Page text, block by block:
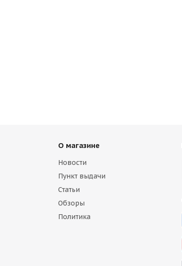
О магазине
Новости
Пункт выдачи
Статьи
Обзоры
Политика